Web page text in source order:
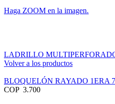
Haga ZOOM en la imagen.
LADRILLO
Volver a los productos
BLOQUELÓN RAYADO 1ERA
COP 3.700